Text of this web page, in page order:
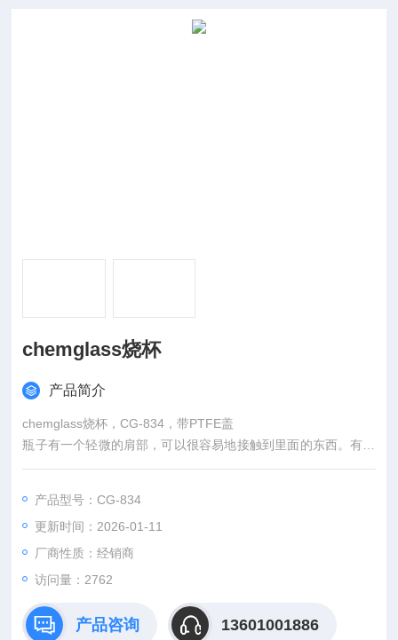
chemglass烧杯
产品简介
chemglass烧杯，CG-834，带PTFE盖
瓶子有一个轻微的肩部，可以很容易地接触到里面的东西。有毫
升和盎司两种刻度。有多种帽型可供选择，PTFE衬里、Polysea
有盖子，也散装包装。详情请联系我们。
产品型号：CG-834
更新时间：2026-01-11
厂商性质：经销商
访问量：2762
产品咨询 13601001886